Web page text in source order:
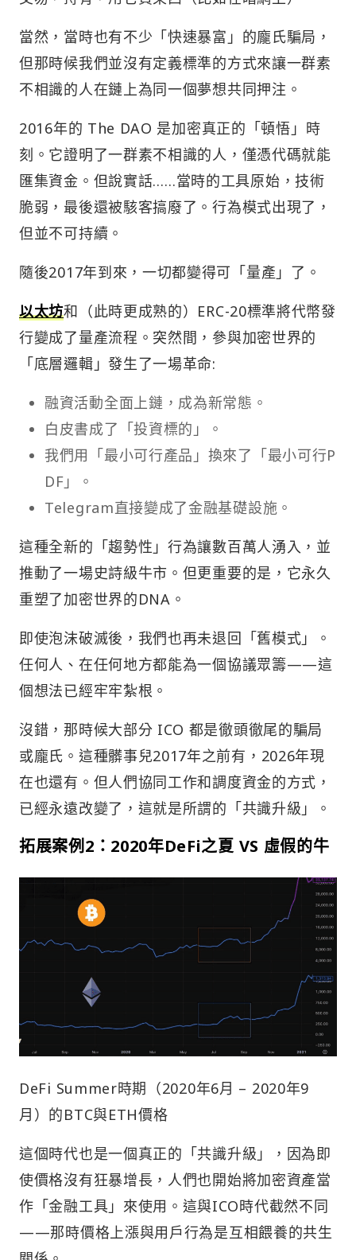
當然，當時也有不少「快速暴富」的龐氏騙局，
但那時候我們並沒有定義標準的方式來讓一群素
不相識的人在鏈上為同一個夢想共同押注。
2016年的 The DAO 是加密真正的「頓悟」時
刻。它證明了一群素不相識的人，僅憑代碼就能
匯集資金。但說實話……當時的工具原始，技術
脆弱，最後還被駭客搞廢了。行為模式出現了，
但並不可持續。
隨後2017年到來，一切都變得可「量產」了。
以太坊和（此時更成熟的）ERC-20標準將代幣發
行變成了量產流程。突然間，參與加密世界的
「底層邏輯」發生了一場革命:
融資活動全面上鏈，成為新常態。
白皮書成了「投資標的」。
我們用「最小可行產品」換來了「最小可行P
DF」。
Telegram直接變成了金融基礎設施。
這種全新的「趨勢性」行為讓數百萬人湧入，並
推動了一場史詩級牛市。但更重要的是，它永久
重塑了加密世界的DNA。
即使泡沫破滅後，我們也再未退回「舊模式」。
任何人、在任何地方都能為一個協議眾籌——這
個想法已經牢牢紮根。
沒錯，那時候大部分 ICO 都是徹頭徹尾的騙局
或龐氏。這種髒事兒2017年之前有，2026年現
在也還有。但人們協同工作和調度資金的方式，
已經永遠改變了，這就是所謂的「共識升級」。
拓展案例2：2020年DeFi之夏 VS 虛假的牛
DeFi Summer時期（2020年6月 – 2020年9
月）的BTC與ETH價格
這個時代也是一個真正的「共識升級」，因為即
使價格沒有狂暴增長，人們也開始將加密資產當
作「金融工具」來使用。這與ICO時代截然不同
——那時價格上漲與用戶行為是互相餵養的共生